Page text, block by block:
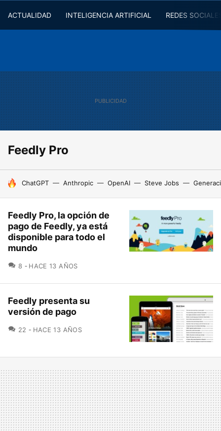
ACTUALIDAD INTELIGENCIA ARTIFICIAL REDES
Feedly Pro
HOY SE HABLA DE
ChatGPT Anthropic OpenAI Steve Jobs
Feedly Pro, la opción de
pago de Feedly, ya está
disponible para todo el
mundo
8 COMENTARIOS
HACE 13 AÑOS
Feedly presenta su
versión de pago
22 COMENTARIOS
HACE 13 AÑOS